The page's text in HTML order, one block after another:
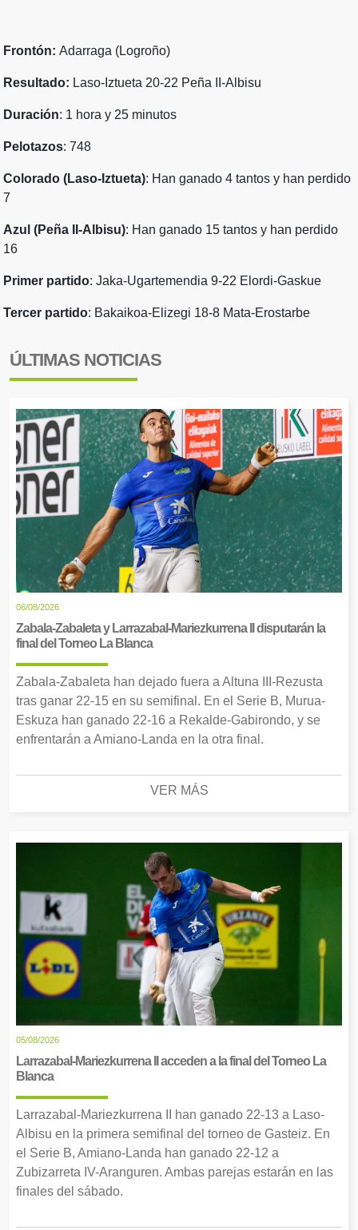
Frontón: Adarraga (Logroño)
Resultado: Laso-Iztueta 20-22 Peña II-Albisu
Duración: 1 hora y 25 minutos
Pelotazos: 748
Colorado (Laso-Iztueta): Han ganado 4 tantos y han perdido
7
Azul (Peña II-Albisu): Han ganado 15 tantos y han perdido
16
Primer partido: Jaka-Ugartemendia 9-22 Elordi-Gaskue
Tercer partido: Bakaikoa-Elizegi 18-8 Mata-Erostarbe
ÚLTIMAS NOTICIAS
06/08/2026
Zabala-Zabaleta y Larrazabal-Mariezkurrena II disputarán la
final del Torneo La Blanca
Zabala-Zabaleta han dejado fuera a Altuna III-Rezusta
tras ganar 22-15 en su semifinal. En el Serie B, Murua-
Eskuza han ganado 22-16 a Rekalde-Gabirondo, y se
enfrentarán a Amiano-Landa en la otra final.
VER MÁS
05/08/2026
Larrazabal-Mariezkurrena II acceden a la final del Torneo La
Blanca
Larrazabal-Mariezkurrena II han ganado 22-13 a Laso-
Albisu en la primera semifinal del torneo de Gasteiz. En
el Serie B, Amiano-Landa han ganado 22-12 a
Zubizarreta IV-Aranguren. Ambas parejas estarán en las
finales del sábado.